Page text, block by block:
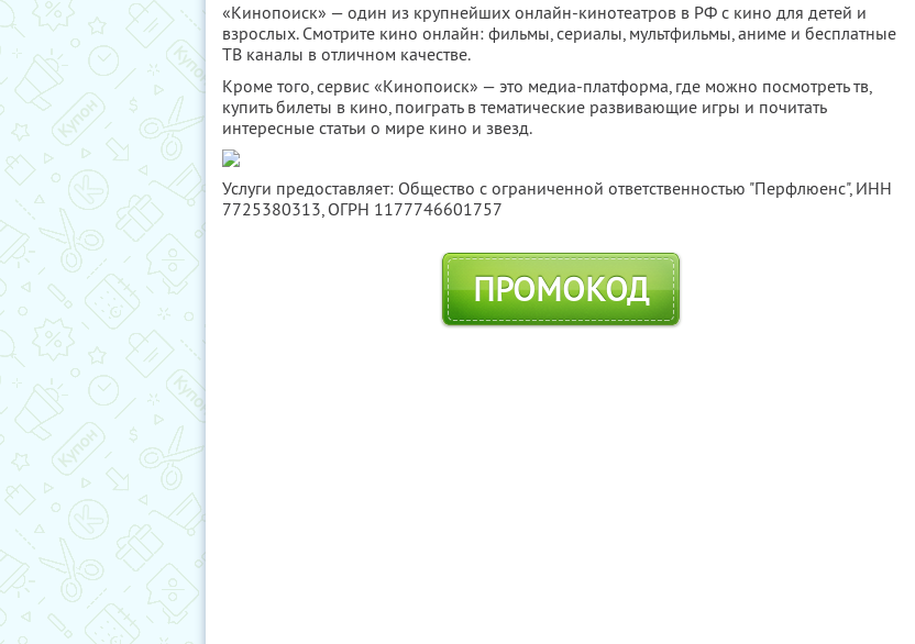
«Кинопоиск» — один из крупнейших онлайн-кинотеатров в РФ с кино для детей и
взрослых. Смотрите кино онлайн: фильмы, сериалы, мультфильмы, аниме и бесплатные
ТВ каналы в отличном качестве.
Кроме того, сервис «Кинопоиск» — это медиа-платформа, где можно посмотреть тв,
купить билеты в кино, поиграть в тематические развивающие игры и почитать
интересные статьи о мире кино и звезд.
Услуги предоставляет: Общество с ограниченной ответственностью "Перфлюенс", ИНН
7725380313, ОГРН 1177746601757
ПРОМОКОД